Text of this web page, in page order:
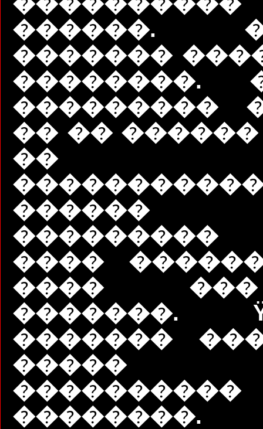
������.
�������
��������.
���������
�� ��
��
������
����
����
�������.
�������
����������
��������.